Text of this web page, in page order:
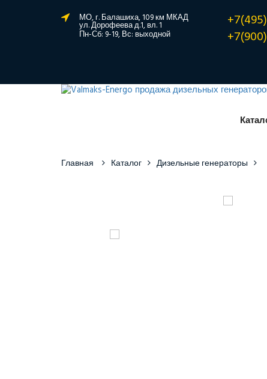
МО, г. Балашиха, 109 км МКАД
ул. Дорофеева д.1, вл. 1
Пн-Сб: 9-19, Вс: выходной
Главная Каталог Дизельные генераторы